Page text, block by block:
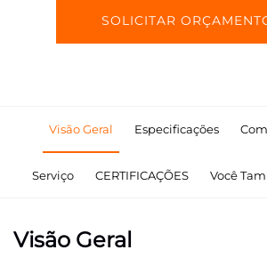
SOLICITAR
Visão Geral Especificações
Serviço CERTIFICAÇÕES Você
Visão Geral